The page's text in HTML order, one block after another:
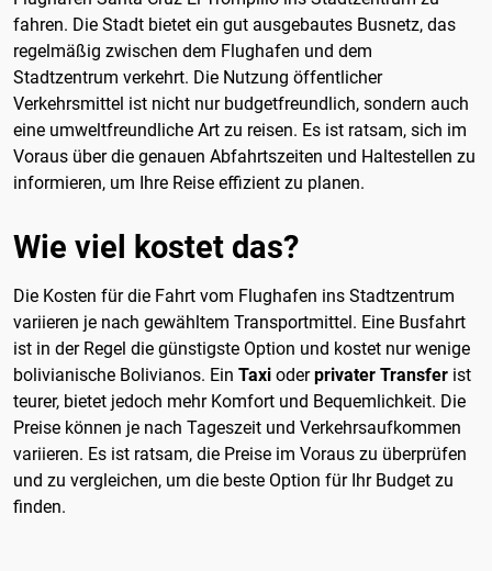
fahren. Die Stadt bietet ein gut ausgebautes Busnetz, das
regelmäßig zwischen dem Flughafen und dem
Stadtzentrum verkehrt. Die Nutzung öffentlicher
Verkehrsmittel ist nicht nur budgetfreundlich, sondern auch
eine umweltfreundliche Art zu reisen. Es ist ratsam, sich im
Voraus über die genauen Abfahrtszeiten und Haltestellen zu
informieren, um Ihre Reise effizient zu planen.
Wie viel kostet das?
Die Kosten für die Fahrt vom Flughafen ins Stadtzentrum
variieren je nach gewähltem Transportmittel. Eine Busfahrt
ist in der Regel die günstigste Option und kostet nur wenige
bolivianische Bolivianos. Ein Taxi oderprivater Transfer ist
teurer, bietet jedoch mehr Komfort und Bequemlichkeit. Die
Preise können je nach Tageszeit und Verkehrsaufkommen
variieren. Es ist ratsam, die Preise im Voraus zu überprüfen
und zu vergleichen, um die beste Option für Ihr Budget zu
finden.